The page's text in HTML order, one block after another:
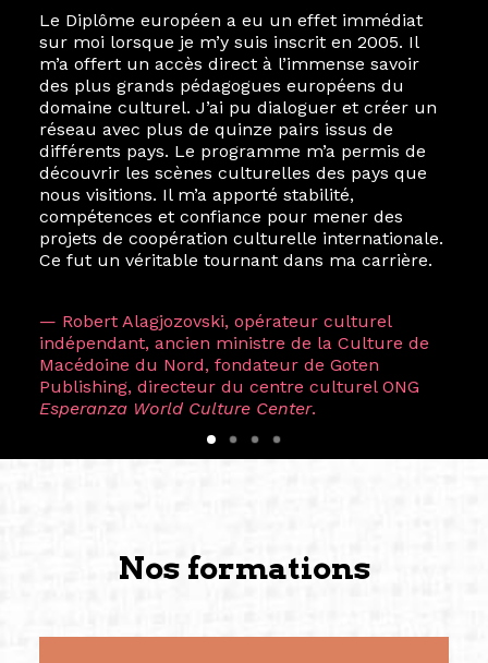
Le Diplôme européen a eu un effet immédiat
sur moi lorsque je m’y suis inscrit en 2005. Il
m’a offert un accès direct à l’immense savoir
des plus grands pédagogues européens du
domaine culturel. J’ai pu dialoguer et créer un
réseau avec plus de quinze pairs issus de
différents pays. Le programme m’a permis de
découvrir les scènes culturelles des pays que
nous visitions. Il m’a apporté stabilité,
compétences et confiance pour mener des
projets de coopération culturelle internationale.
Ce fut un véritable tournant dans ma carrière.
— Robert Alagjozovski, opérateur culturel
indépendant, ancien ministre de la Culture de
Macédoine du Nord, fondateur de Goten
Publishing, directeur du centre culturel ONG
Esperanza World Culture Center.
Nos formations